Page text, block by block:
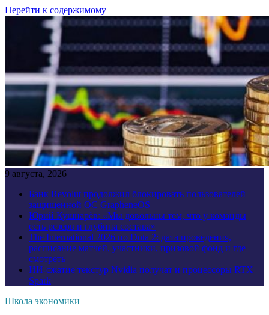
Перейти к содержимому
9 августа, 2026
Банк Revolut продолжил блокировать пользователей
защищенной ОС GrapheneOS
Юрий Кушнарёв: «Мы довольны тем, что у команды
есть резерв и глубина состава»
The International 2026 по Dota 2: дата проведения,
расписание матчей, участники, призовой фонд и где
смотреть
ИИ-сжатие текстур Nvidia получат и процессоры RTX
Spark
Школа экономики